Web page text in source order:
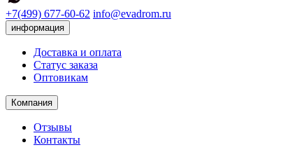
+7(499) 677-60-62 info@evadrom.ru
информация
Доставка и оплата
Статус заказа
Оптовикам
Компания
Отзывы
Контакты